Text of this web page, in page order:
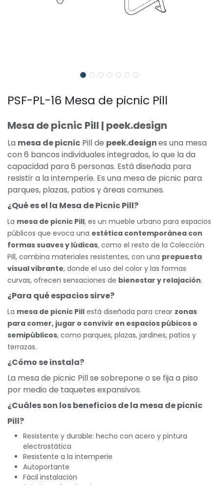
PSF-PL-16 Mesa de picnic Pill
Mesa de picnic Pill | peek.design
La mesa de picnic Pill de peek.designes una mesa
con 6 bancos individuales integrados, lo que la da
capacidad para 6 personas. Está diseñada para
resistir a la intemperie. Es una mesa de picnic para
parques, plazas, patios y áreas comunes.
¿Qué es el la Mesa de Picnic Pill?
La mesa de picnic Pill, es un mueble urbano para espacios
públicos que evoca una estética contemporánea con
formas suaves y lúdicas, como el resto de la Colección
Pill, combina materiales resistentes, con una propuesta
visual vibrante, donde el uso del color y las formas
curvas, ofrecen sensaciones de bienestar y relajación.
¿Para qué espacios sirve?
La mesa de picnic Pill está diseñada para crear zonas
para comer, jugar o convivir en espacios púbicos o
semipúblicos, como parques, plazas, jardines, patios y
terrazas.
¿Cómo se instala?
La mesa de picnic Pill se sobrepone o se fija a piso
por medio de taquetes expansivos.
¿Cuáles son los beneficios de la mesa de picnic
Pill?
Resistente y durable: hecho con acero y pintura
electrostática
Resistente a la intemperie
Autoportante
Fácil instalación